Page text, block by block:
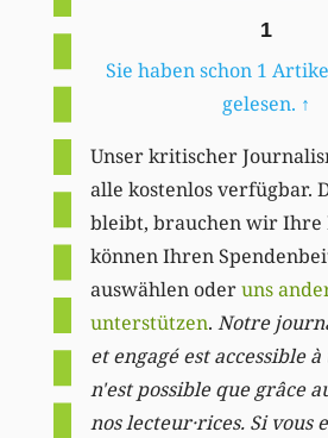
1
Sie haben schon 1
gelesen. ↑
Unser kritischer
alle kostenlos verfügbar.
bleibt, brauchen wir Ihre
können Ihren
auswählen oderuns
unterstützen. Notre
et engagé est accessible à
n'est possible que grâce
nos lecteur·rices. Si vous